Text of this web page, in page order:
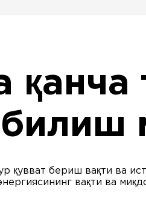
билиш
қувват бериш вақти ва
вақти ва